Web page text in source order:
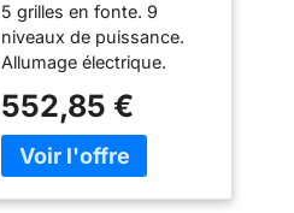
Plate ( Glass, Black,
Medium, high-
calorific Gas (h-
gas), low-calorific
Gas (l-gas))
5 grilles en fonte. 9
niveaux de puissance.
Allumage électrique.
75CM 5F GAS CRISTAL
NEGRO BOSCH
ENCIMERA PPQ-7A6B90
552,85 €